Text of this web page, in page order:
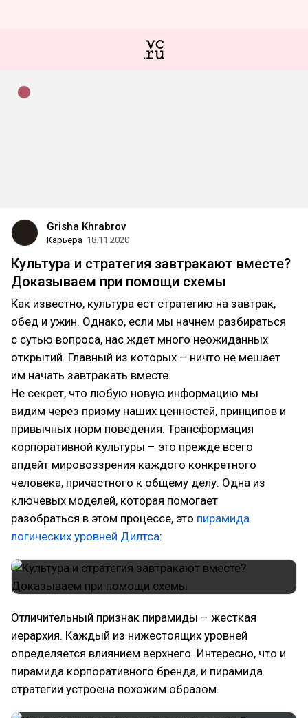
Grisha Khrabrov
Карьера 18.11.2020
Культура и стратегия завтракают вместе?
Доказываем при помощи схемы
Как известно, культура ест стратегию на завтрак,
обед и ужин. Однако, если мы начнем разбираться
с сутью вопроса, нас ждет много неожиданных
открытий. Главный из которых – ничто не мешает
им начать завтракать вместе.
Не секрет, что любую новую информацию мы
видим через призму наших ценностей, принципов и
привычных норм поведения. Трансформация
корпоративной культуры – это прежде всего
апдейт мировоззрения каждого конкретного
человека, причастного к общему делу. Одна из
ключевых моделей, которая помогает
разобраться в этом процессе, это пирамида
логических уровней Дилтса:
Отличительный признак пирамиды – жесткая
иерархия. Каждый из нижестоящих уровней
определяется влиянием верхнего. Интересно, что и
пирамида корпоративного бренда, и пирамида
стратегии устроена похожим образом.